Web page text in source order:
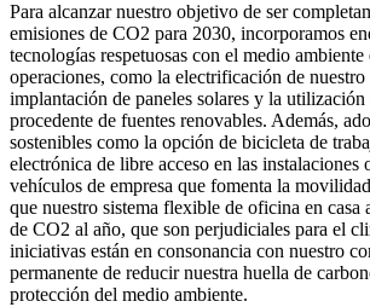
Para alcanzar nuestro objetivo de ser
emisiones de CO2 para 2030, incorporamos
tecnologías respetuosas con el medio ambiente
operaciones, como la electrificación de nuestro
implantación de paneles solares y la
procedente de fuentes renovables. Además,
sostenibles como la opción de bicicleta de
electrónica de libre acceso en las instalaciones
vehículos de empresa que fomenta la
que nuestro sistema flexible de oficina en casa
de CO2 al año, que son perjudiciales para el
iniciativas están en consonancia con nuestro
permanente de reducir nuestra huella de
protección del medio ambiente.